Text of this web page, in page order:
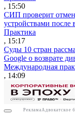
, 15:50
СИП проверит
устройствами после
Практика
, 15:17
Суды 10 стран
Google о возврате
Международная
, 14:09
Реклама Адвокатское